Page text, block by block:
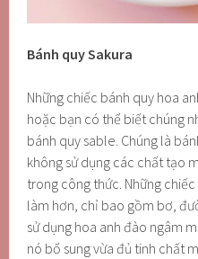
Bánh quy Sakura
Những chiếc bánh quy hoa
hoặc bạn có thể biết chúng
bánh quy sable. Chúng là
không sử dụng các chất tạo
trong công thức. Những
làm hơn, chỉ bao gồm bơ,
sử dụng hoa anh đào ngâm
nó bổ sung vừa đủ tinh chất